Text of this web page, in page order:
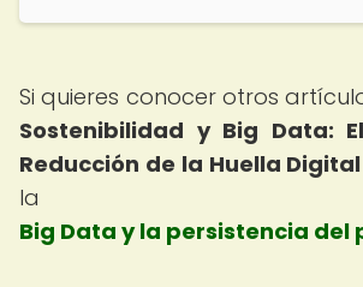
Si quieres conocer otros
Sostenibilidad y Big Data:
Reducción de la Huella Digital
la
Big Data y la persistencia del